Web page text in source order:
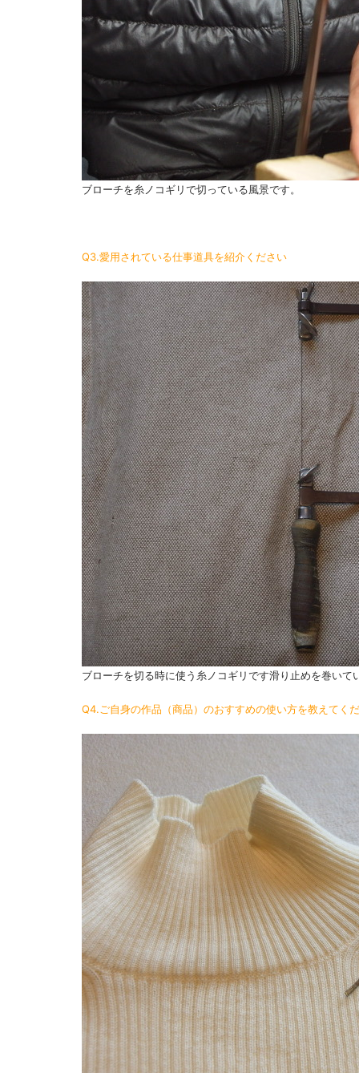
ブローチを糸ノコギリで切っている風景です。
Q3.愛用されている仕事道具を紹介ください
ブローチを切る時に使う糸ノコギリです滑り止めを巻い
Q4.ご自身の作品（商品）のおすすめの使い方を教えてく